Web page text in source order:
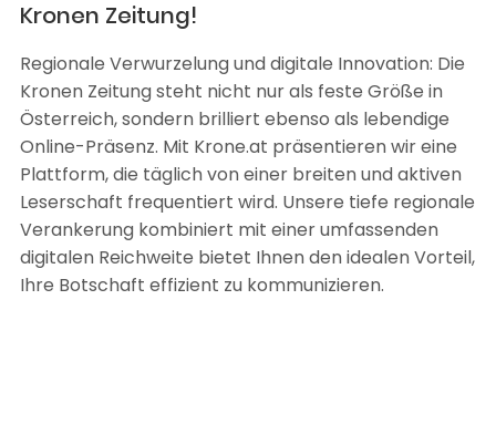
Kronen Zeitung!
Regionale Verwurzelung und digitale Innovation: Die
Kronen Zeitung steht nicht nur als feste Größe in
Österreich, sondern brilliert ebenso als lebendige
Online-Präsenz. Mit Krone.at präsentieren wir eine
Plattform, die täglich von einer breiten und aktiven
Leserschaft frequentiert wird. Unsere tiefe regionale
Verankerung kombiniert mit einer umfassenden
digitalen Reichweite bietet Ihnen den idealen Vorteil,
Ihre Botschaft effizient zu kommunizieren.